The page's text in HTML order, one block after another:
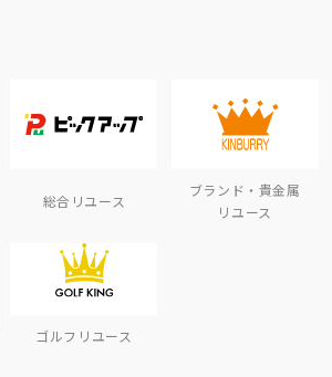
総合リユース
ブランド・貴金属
リユース
ゴルフリユース